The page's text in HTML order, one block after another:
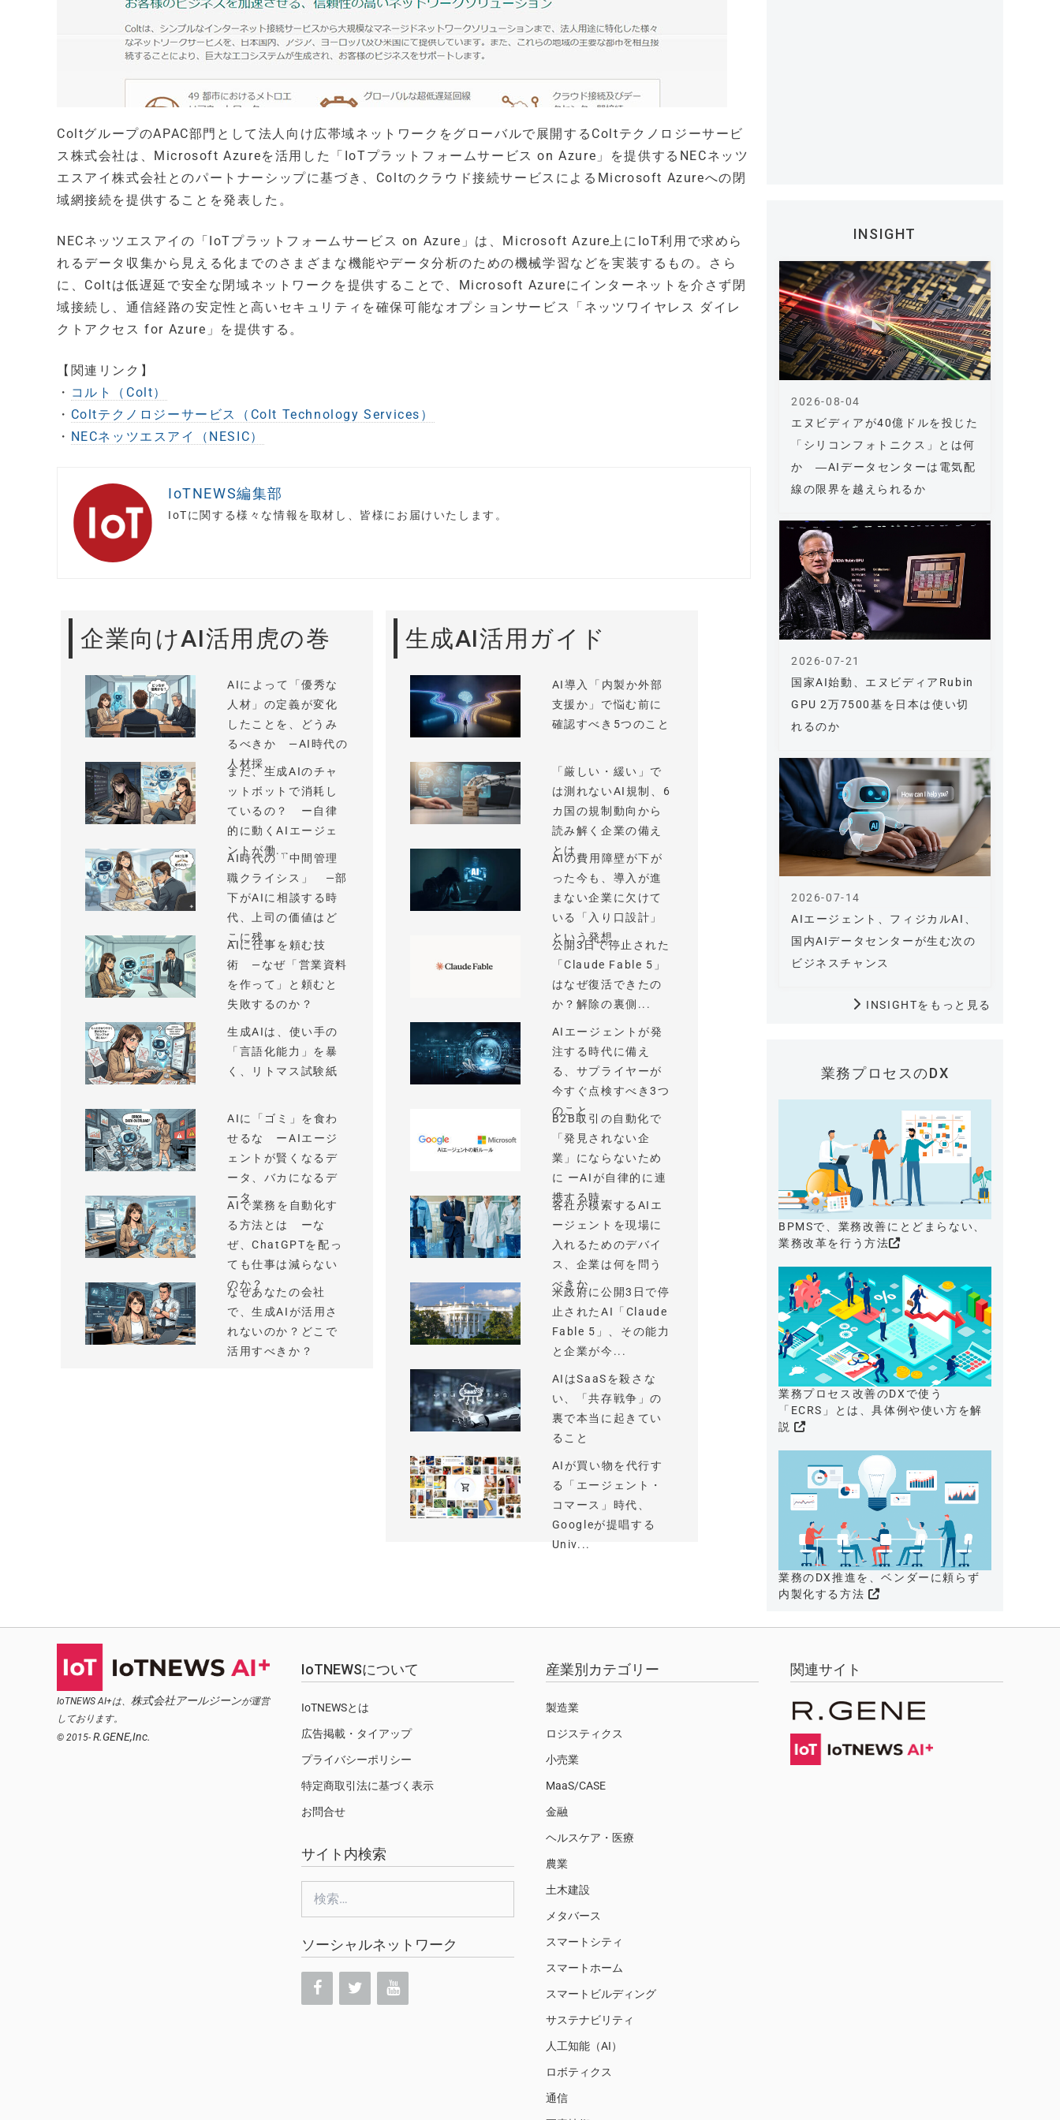
ColtグループのAPAC部門として法人向け広帯域ネットワークをグローバルで展開するColtテクノロジーサービ
ス株式会社は、Microsoft Azureを活用した「IoTプラットフォームサービス on Azure」を提供するNECネッツ
エスアイ株式会社とのパートナーシップに基づき、Coltのクラウド接続サービスによるMicrosoft Azureへの閉
域網接続を提供することを発表した。
NECネッツエスアイの「IoTプラットフォームサービス on Azure」は、Microsoft Azure上にIoT利用で求めら
れるデータ収集から見える化までのさまざまな機能やデータ分析のための機械学習などを実装するもの。さら
に、Coltは低遅延で安全な閉域ネットワークを提供することで、Microsoft Azureにインターネットを介さず閉
域接続し、通信経路の安定性と高いセキュリティを確保可能なオプションサービス「ネッツワイヤレス ダイレ
クトアクセス for Azure」を提供する。
【関連リンク】
・ コルト（Colt）
・ Coltテクノロジーサービス（Colt Technology Services）
・ NECネッツエスアイ（NESIC）
IoTNEWS編集部
IoTに関する様々な情報を取材し、皆様にお届けいたします。
企業向けAI活用虎の巻
AIによって「優秀な
人材」の定義が変化
したことを、どうみ
るべきか —AI時代の
人材採...
まだ、生成AIのチャ
ットボットで消耗し
ているの？ ー自律
的に動くAIエージェ
ントが働...
AI時代の「中間管理
職クライシス」 —部
下がAIに相談する時
代、上司の価値はど
こに残...
AIに仕事を頼む技
術 —なぜ「営業資料
を作って」と頼むと
失敗するのか？
生成AIは、使い手の
「言語化能力」を暴
く、リトマス試験紙
AIに「ゴミ」を食わ
せるな ーAIエージ
ェントが賢くなるデ
ータ、バカになるデ
ータ
AIで業務を自動化す
る方法とは ーな
ぜ、ChatGPTを配っ
ても仕事は減らない
のか？
なぜあなたの会社
で、生成AIが活用さ
れないのか？どこで
活用すべきか？
生成AI活用ガイド
AI導入「内製か外部
支援か」で悩む前に
確認すべき5つのこと
「厳しい・緩い」で
は測れないAI規制、6
カ国の規制動向から
読み解く企業の備え
とは
AIの費用障壁が下が
った今も、導入が進
まない企業に欠けて
いる「入り口設計」
という発想
公開3日で停止された
「Claude Fable 5」
はなぜ復活できたの
か？解除の裏側...
AIエージェントが発
注する時代に備え
る、サプライヤーが
今すぐ点検すべき3つ
のこと
B2B取引の自動化で
「発見されない企
業」にならないため
に ーAIが自律的に連
携する時...
各社が模索するAIエ
ージェントを現場に
入れるためのデバイ
ス、企業は何を問う
べきか
米政府に公開3日で停
止されたAI「Claude
Fable 5」、その能力
と企業が今...
AIはSaaSを殺さな
い、「共存戦争」の
裏で本当に起きてい
ること
AIが買い物を代行す
る「エージェント・
コマース」時代、
Googleが提唱する
Univ...
INSIGHT
エヌビディアが40億ドルを投じた
「シリコンフォトニクス」とは何
か ―AIデータセンターは電気配
線の限界を越えられるか
2026-08-04
国家AI始動、エヌビディアRubin
GPU 2万7500基を日本は使い切
れるのか
2026-07-21
AIエージェント、フィジカルAI、
国内AIデータセンターが生む次の
ビジネスチャンス
2026-07-14
INSIGHTをもっと見る
業務プロセスのDX
BPMSで、業務改善にとどまらない、
業務改革を行う方法
業務プロセス改善のDXで使う
「ECRS」とは、具体例や使い方を解
説
業務のDX推進を、ベンダーに頼らず
内製化する方法
IoTNEWS AI+は、 株式会社アールジーンが運営
しております。
© 2015- R.GENE,Inc.
IoTNEWSについて
IoTNEWSとは
広告掲載・タイアップ
プライバシーポリシー
特定商取引法に基づく表示
お問合せ
サイト内検索
索:
ソーシャルネットワーク
産業別カテゴリー
製造業
ロジスティクス
小売業
MaaS/CASE
金融
ヘルスケア・医療
農業
土木建設
メタバース
スマートシティ
スマートホーム
スマートビルディング
サステナビリティ
人工知能（AI）
ロボティクス
通信
関連サイト